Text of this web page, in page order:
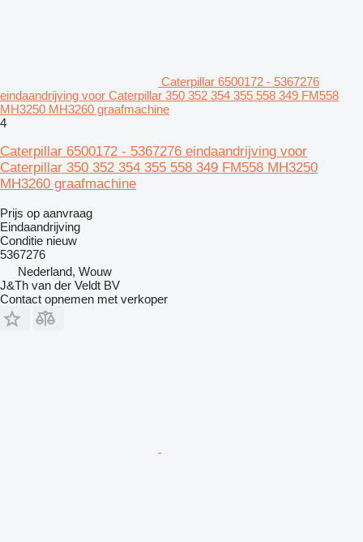
Caterpillar 6500172 - 5367276
eindaandrijving voor Caterpillar 350 352 354 355 558 349 FM558
MH3250 MH3260 graafmachine
4
Caterpillar 6500172 - 5367276 eindaandrijving voor
Caterpillar 350 352 354 355 558 349 FM558 MH3250
MH3260 graafmachine
Prijs op aanvraag
Eindaandrijving
Conditie nieuw
5367276
Nederland, Wouw
J&Th van der Veldt BV
Contact opnemen met verkoper